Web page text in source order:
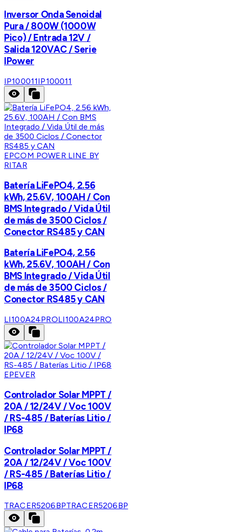
Inversor Onda Senoidal
Pura / 800W (1000W
Pico) / Entrada 12V /
Salida 120VAC / Serie
IPower
IP100011IP100011
EPCOM POWER LINE BY
RITAR
Batería LiFePO4, 2.56
kWh, 25.6V, 100AH / Con
BMS Integrado / Vida Útil
de más de 3500 Ciclos /
Conector RS485 y CAN
Batería LiFePO4, 2.56
kWh, 25.6V, 100AH / Con
BMS Integrado / Vida Útil
de más de 3500 Ciclos /
Conector RS485 y CAN
LI100A24PROLI100A24PRO
EPEVER
Controlador Solar MPPT /
20A / 12/24V / Voc 100V
/ RS-485 / Baterías Litio /
IP68
Controlador Solar MPPT /
20A / 12/24V / Voc 100V
/ RS-485 / Baterías Litio /
IP68
TRACER5206BPTRACER5206BP